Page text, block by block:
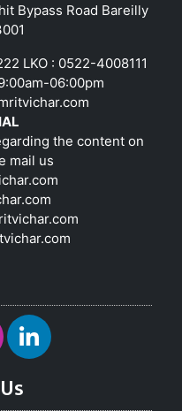
Bypass Road Bareilly
LKO : 0522-4008111
06:00pm
the content on
mail us